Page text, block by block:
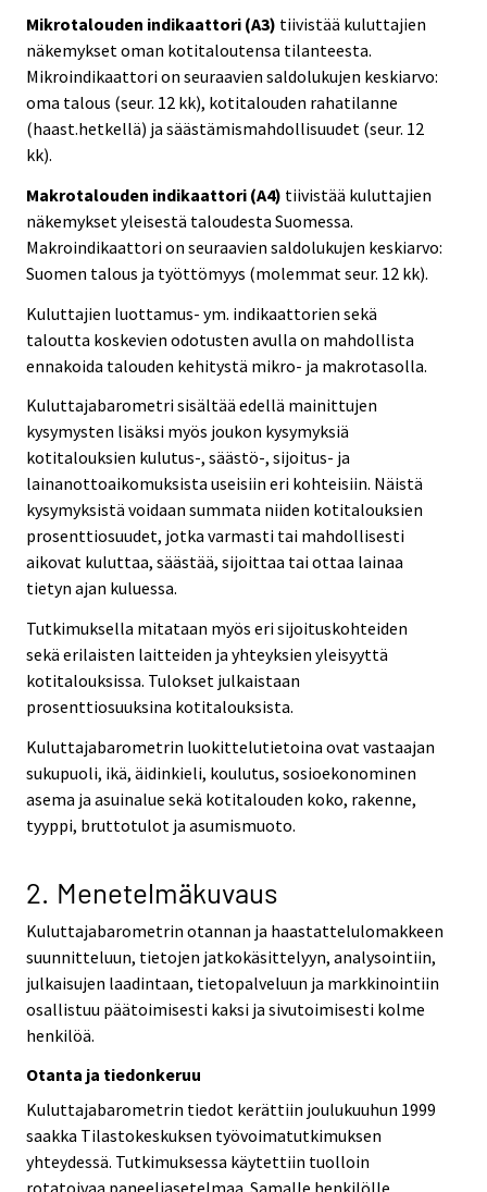
Mikrotalouden indikaattori (A3) tiivistää kuluttajien
näkemykset oman kotitaloutensa tilanteesta.
Mikroindikaattori on seuraavien saldolukujen keskiarvo:
oma talous (seur. 12 kk), kotitalouden rahatilanne
(haast.hetkellä) ja säästämismahdollisuudet (seur. 12
kk).
Makrotalouden indikaattori (A4) tiivistää kuluttajien
näkemykset yleisestä taloudesta Suomessa.
Makroindikaattori on seuraavien saldolukujen keskiarvo:
Suomen talous ja työttömyys (molemmat seur. 12 kk).
Kuluttajien luottamus- ym. indikaattorien sekä
taloutta koskevien odotusten avulla on mahdollista
ennakoida talouden kehitystä mikro- ja makrotasolla.
Kuluttajabarometri sisältää edellä mainittujen
kysymysten lisäksi myös joukon kysymyksiä
kotitalouksien kulutus-, säästö-, sijoitus- ja
lainanottoaikomuksista useisiin eri kohteisiin. Näistä
kysymyksistä voidaan summata niiden kotitalouksien
prosenttiosuudet, jotka varmasti tai mahdollisesti
aikovat kuluttaa, säästää, sijoittaa tai ottaa lainaa
tietyn ajan kuluessa.
Tutkimuksella mitataan myös eri sijoituskohteiden
sekä erilaisten laitteiden ja yhteyksien yleisyyttä
kotitalouksissa. Tulokset julkaistaan
prosenttiosuuksina kotitalouksista.
Kuluttajabarometrin luokittelutietoina ovat vastaajan
sukupuoli, ikä, äidinkieli, koulutus, sosioekonominen
asema ja asuinalue sekä kotitalouden koko, rakenne,
tyyppi, bruttotulot ja asumismuoto.
2. Menetelmäkuvaus
Kuluttajabarometrin otannan ja haastattelulomakkeen
suunnitteluun, tietojen jatkokäsittelyyn, analysointiin,
julkaisujen laadintaan, tietopalveluun ja markkinointiin
osallistuu päätoimisesti kaksi ja sivutoimisesti kolme
henkilöä.
Otanta ja tiedonkeruu
Kuluttajabarometrin tiedot kerättiin joulukuuhun 1999
saakka Tilastokeskuksen työvoimatutkimuksen
yhteydessä. Tutkimuksessa käytettiin tuolloin